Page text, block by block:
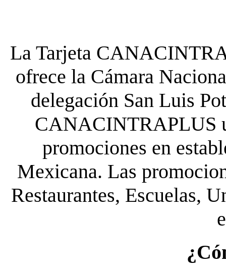
La Tarjeta
ofrece la Cámara
delegación San Luis
CANACINTRAPLUS
promociones en
Mexicana. Las
Restaurantes, Escuelas,